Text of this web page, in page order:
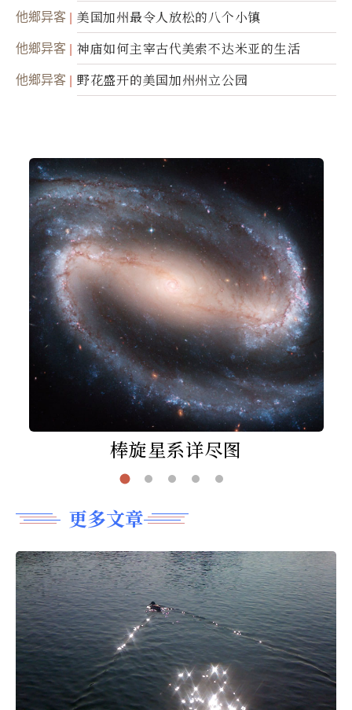
他鄉异客 美国加州最令人放松的八个小镇
他鄉异客 神庙如何主宰古代美索不达米亚的生活
他鄉异客 野花盛开的美国加州州立公园
棒旋星系详尽图
更多文章